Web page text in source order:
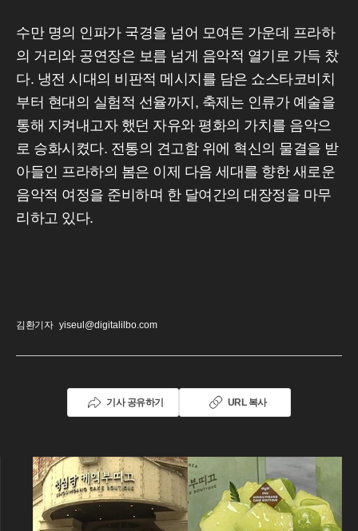
수만 명의 인파가 국경을 넘어 모여든 가운데 프라하
의 거리와 공연장은 보름 넘게 음악적 열기로 가득 찼
다. 냉전 시대의 비판적 메시지를 담은 쇼스타코비치
부터 현대의 실험적 선율까지, 축제는 인류가 예술을
통해 지켜내고자 했던 자유와 평화의 가치를 음악으
로 승화시켰다. 전통의 견고함 위에 혁신의 물결을 받
아들인 프라하의 봄은 이제 다음 세대를 향한 새로운
음악적 여정을 준비하며 한 달여간의 대장정을 마무
리하고 있다.
김환기자 yiseul@digitalilbo.com
기사 공유하기 URL 복사